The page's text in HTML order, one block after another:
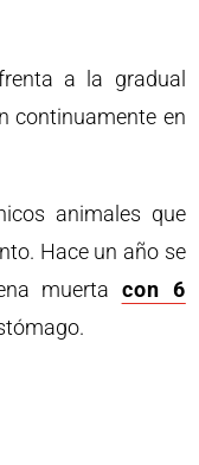
a la gradual
continuamente en
animales que
Hace un año se
muerta con 6